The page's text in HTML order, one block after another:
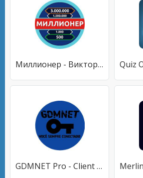
Миллионер - Викторина
GDMNET Pro - Client VPN - SSH